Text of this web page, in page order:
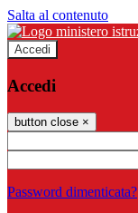
Salta al contenuto
Accedi
Accedi
button close ×
Password dimenticata?